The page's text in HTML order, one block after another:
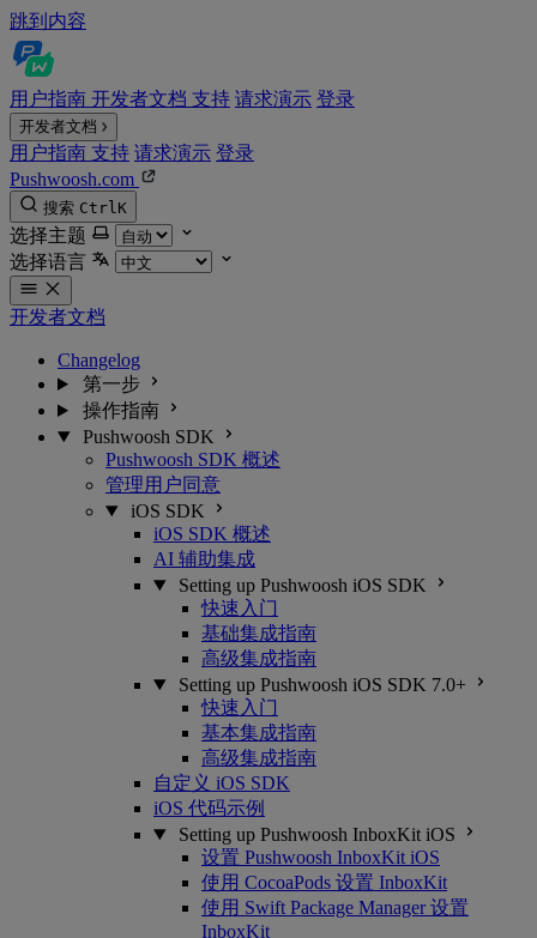
跳到内容
用户指南 开发者文档 支持 请求演示 登录
开发者文档
用户指南 支持 请求演示 登录
Pushwoosh.com
搜索 CtrlK
选择主题
选择语言
开发者文档
Changelog
第一步
操作指南
Pushwoosh SDK
Pushwoosh SDK 概述
管理用户同意
iOS SDK
iOS SDK 概述
AI 辅助集成
Setting up Pushwoosh iOS SDK
快速入门
基础集成指南
高级集成指南
Setting up Pushwoosh iOS SDK 7.0+
快速入门
基本集成指南
高级集成指南
自定义 iOS SDK
iOS 代码示例
Setting up Pushwoosh InboxKit iOS
设置 Pushwoosh InboxKit iOS
使用 CocoaPods 设置 InboxKit
使用 Swift Package Manager 设置
InboxKit